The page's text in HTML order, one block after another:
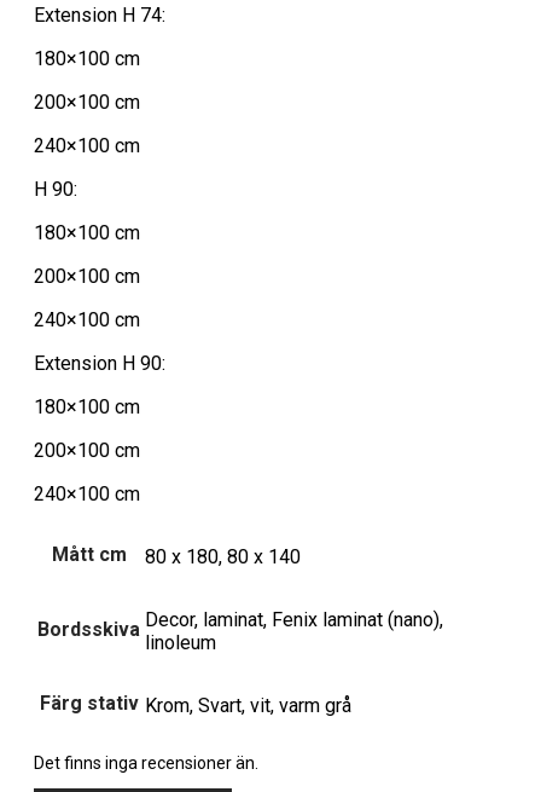
Extension H 74:
180×100 cm
200×100 cm
240×100 cm
H 90:
180×100 cm
200×100 cm
240×100 cm
Extension H 90:
180×100 cm
200×100 cm
240×100 cm
Mått cm 80 x 180, 80 x 140
Bordsskiva Decor, laminat, Fenix laminat (nano),
linoleum
Färg stativ Krom, Svart, vit, varm grå
Det finns inga recensioner än.